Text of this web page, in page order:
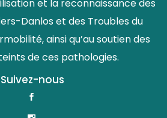
et la reconnaissance des
Danlos et des Troubles du
ainsi qu’au soutien des
de ces pathologies.
Suivez-nous